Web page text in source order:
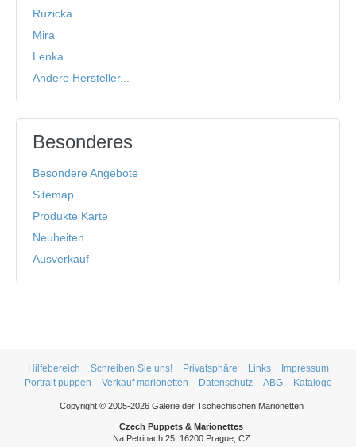
Ruzicka
Mira
Lenka
Andere Hersteller...
Besonderes
Besondere Angebote
Sitemap
Produkte Karte
Neuheiten
Ausverkauf
Hilfebereich Schreiben Sie uns! Privatsphäre Links
Impressum
Portrait puppen
Verkauf marionetten Datenschutz ABG Kataloge
Copyright © 2005-2026 Galerie der Tschechischen Marionetten
Czech Puppets & Marionettes
Na Petrinach 25, 16200 Prague, CZ